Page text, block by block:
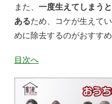
また、 一度生えてしまう
あるため、コケが生えて
めに除去するのがおすすめ
目次へ